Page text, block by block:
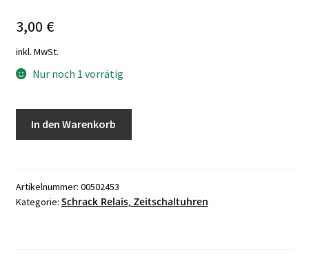
3,00 €
inkl. MwSt.
Nur noch 1 vorrätig
In den Warenkorb
Artikelnummer: 00502453
Kategorie: Schrack Relais, Zeitschaltuhren